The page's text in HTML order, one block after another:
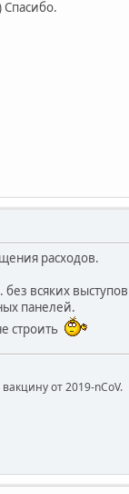
расходов.
всяких
панелей.
строить
от 2019-nCoV.